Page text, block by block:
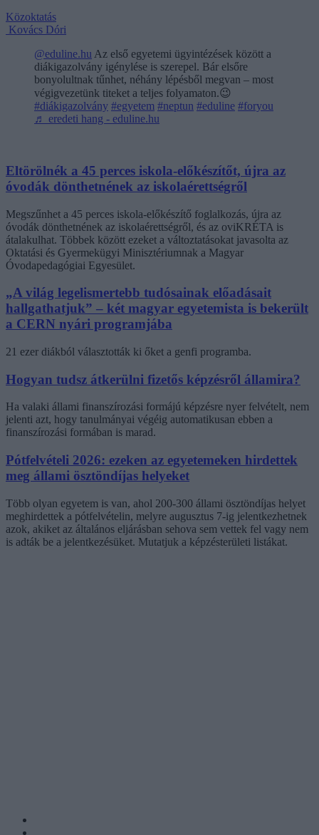
Közoktatás
Kovács Dóri
@eduline.hu Az első egyetemi ügyintézések között a
diákigazolvány igénylése is szerepel. Bár elsőre
bonyolultnak tűnhet, néhány lépésből megvan – most
végigvezetünk titeket a teljes folyamaton.😉
#diákigazolvány #egyetem #neptun #eduline #foryou
♬ eredeti hang - eduline.hu
Eltörölnék a 45 perces iskola-előkészítőt, újra az
óvodák dönthetnének az iskolaérettségről
Megszűnhet a 45 perces iskola-előkészítő foglalkozás, újra az
óvodák dönthetnének az iskolaérettségről, és az oviKRÉTA is
átalakulhat. Többek között ezeket a változtatásokat javasolta az
Oktatási és Gyermekügyi Minisztériumnak a Magyar
Óvodapedagógiai Egyesület.
„A világ legelismertebb tudósainak előadásait
hallgathatjuk” – két magyar egyetemista is bekerült
a CERN nyári programjába
21 ezer diákból választották ki őket a genfi programba.
Hogyan tudsz átkerülni fizetős képzésről államira?
Ha valaki állami finanszírozási formájú képzésre nyer felvételt, nem
jelenti azt, hogy tanulmányai végéig automatikusan ebben a
finanszírozási formában is marad.
Pótfelvételi 2026: ezeken az egyetemeken hirdettek
meg állami ösztöndíjas helyeket
Több olyan egyetem is van, ahol 200-300 állami ösztöndíjas helyet
meghirdettek a pótfelvételin, melyre augusztus 7-ig jelentkezhetnek
azok, akiket az általános eljárásban sehova sem vettek fel vagy nem
is adták be a jelentkezésüket. Mutatjuk a képzésterületi listákat.